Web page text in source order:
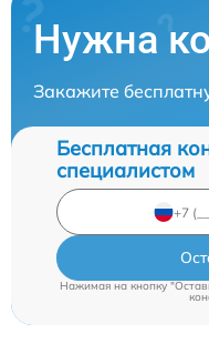
Нужна
Закажите
Бесплатная
специалистом
Нажимая на кнопку